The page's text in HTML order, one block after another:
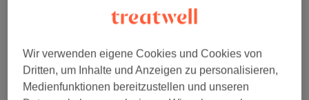
Wir verwenden eigene Cookies und Cookies von
Dritten, um Inhalte und Anzeigen zu personalisieren,
Medienfunktionen bereitzustellen und unseren